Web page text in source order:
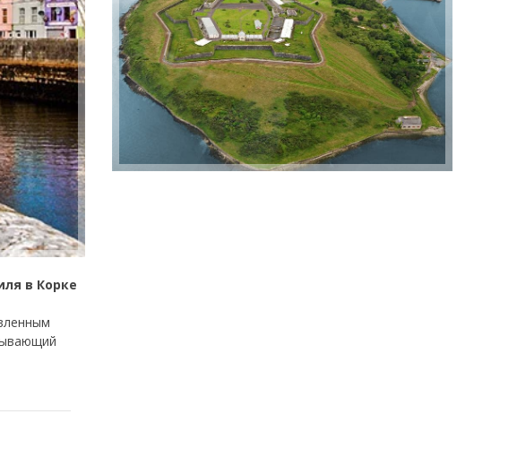
в Корке